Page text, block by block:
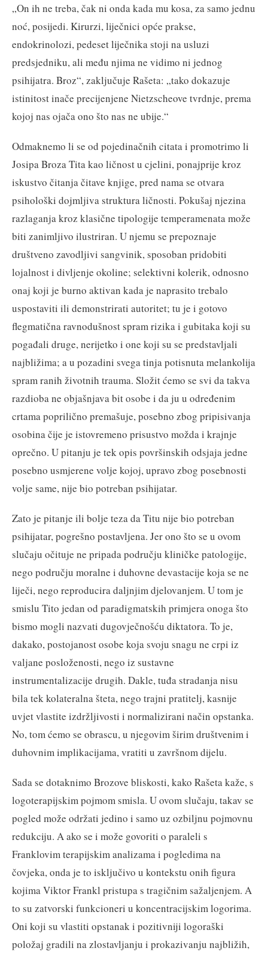
„On ih ne treba, čak ni onda kada mu kosa, za samo jednu
noć, posijedi. Kirurzi, liječnici opće prakse,
endokrinolozi, pedeset liječnika stoji na usluzi
predsjedniku, ali među njima ne vidimo ni jednog
psihijatra. Broz“, zaključuje Rašeta: „tako dokazuje
istinitost inače precijenjene Nietzscheove tvrdnje, prema
kojoj nas ojača ono što nas ne ubije.“
Odmaknemo li se od pojedinačnih citata i promotrimo li
Josipa Broza Tita kao ličnost u cjelini, ponajprije kroz
iskustvo čitanja čitave knjige, pred nama se otvara
psihološki dojmljiva struktura ličnosti. Pokušaj njezina
razlaganja kroz klasične tipologije temperamenata može
biti zanimljivo ilustriran. U njemu se prepoznaje
društveno zavodljivi sangvinik, sposoban pridobiti
lojalnost i divljenje okoline; selektivni kolerik, odnosno
onaj koji je burno aktivan kada je naprasito trebalo
uspostaviti ili demonstrirati autoritet; tu je i gotovo
flegmatična ravnodušnost spram rizika i gubitaka koji su
pogađali druge, nerijetko i one koji su se predstavljali
najbližima; a u pozadini svega tinja potisnuta melankolija
spram ranih životnih trauma. Složit ćemo se svi da takva
razdioba ne objašnjava bit osobe i da ju u određenim
crtama poprilično premašuje, posebno zbog pripisivanja
osobina čije je istovremeno prisustvo možda i krajnje
oprečno. U pitanju je tek opis površinskih odsjaja jedne
posebno usmjerene volje kojoj, upravo zbog posebnosti
volje same, nije bio potreban psihijatar.
Zato je pitanje ili bolje teza da Titu nije bio potreban
psihijatar, pogrešno postavljena. Jer ono što se u ovom
slučaju očituje ne pripada području kliničke patologije,
nego području moralne i duhovne devastacije koja se ne
liječi, nego reproducira daljnjim djelovanjem. U tom je
smislu Tito jedan od paradigmatskih primjera onoga što
bismo mogli nazvati dugovječnošću diktatora. To je,
dakako, postojanost osobe koja svoju snagu ne crpi iz
valjane posloženosti, nego iz sustavne
instrumentalizacije drugih. Dakle, tuđa stradanja nisu
bila tek kolateralna šteta, nego trajni pratitelj, kasnije
uvjet vlastite izdržljivosti i normalizirani način opstanka.
No, tom ćemo se obrascu, u njegovim širim društvenim i
duhovnim implikacijama, vratiti u završnom dijelu.
Sada se dotaknimo Brozove bliskosti, kako Rašeta kaže, s
logoterapijskim pojmom smisla. U ovom slučaju, takav se
pogled može održati jedino i samo uz ozbiljnu pojmovnu
redukciju. A ako se i može govoriti o paraleli s
Franklovim terapijskim analizama i pogledima na
čovjeka, onda je to isključivo u kontekstu onih figura
kojima Viktor Frankl pristupa s tragičnim sažaljenjem. A
to su zatvorski funkcioneri u koncentracijskim logorima.
Oni koji su vlastiti opstanak i pozitivniji logoraški
položaj gradili na zlostavljanju i prokazivanju najbližih,